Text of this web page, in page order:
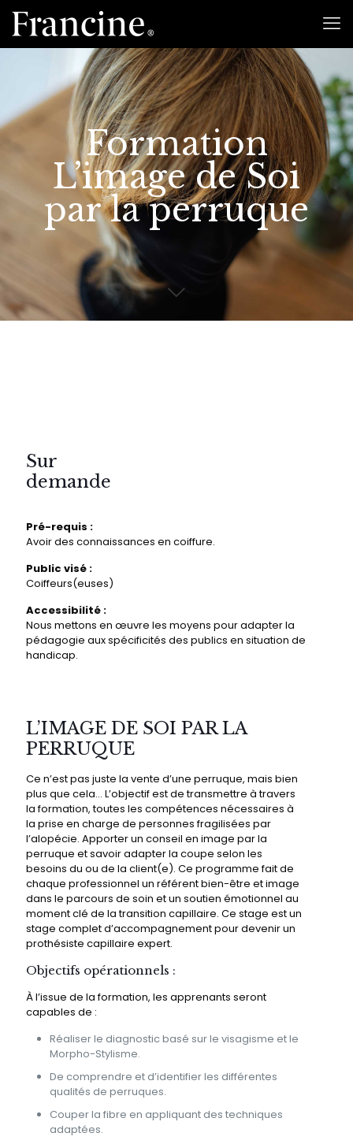
Formation
L’image de Soi
par la perruque
Sur
demande
Pré-requis :
Avoir des connaissances en coiffure.
Public visé :
Coiffeurs(euses)
Accessibilité :
Nous mettons en œuvre les moyens pour adapter la
pédagogie aux spécificités des publics en situation de
handicap.
L’IMAGE DE SOI PAR LA
PERRUQUE
Ce n’est pas juste la vente d’une perruque, mais bien
plus que cela... L’objectif est de transmettre à travers
la formation, toutes les compétences nécessaires à
la prise en charge de personnes fragilisées par
l’alopécie. Apporter un conseil en image par la
perruque et savoir adapter la coupe selon les
besoins du ou de la client(e). Ce programme fait de
chaque professionnel un référent bien-être et image
dans le parcours de soin et un soutien émotionnel au
moment clé de la transition capillaire. Ce stage est un
stage complet d’accompagnement pour devenir un
prothésiste capillaire expert.
Objectifs opérationnels :
À l’issue de la formation, les apprenants seront
capables de :
Réaliser le diagnostic basé sur le visagisme et le
Morpho-Stylisme.
De comprendre et d’identifier les différentes
qualités de perruques.
Couper la fibre en appliquant des techniques
adaptées.